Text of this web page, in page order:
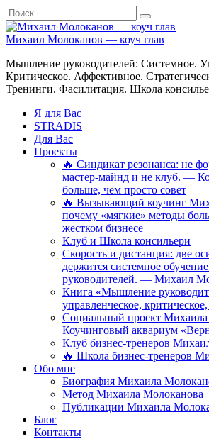
Перейти
к
содержанию
Search
for:
Михаил Молоканов — коуч глав
Мышление руководителей: Системное.
Критическое. Аффективное.
Тренинги. Фасилитация. Школа
Я для Вас
STRADIS
Для Вас
Проекты
🔥 Синдикат резонанса: не
мастер-майнд и не клуб. —
больше, чем просто совет
🔥 Вызывающий коучинг
почему «мягкие» методы
жестком бизнесе
Клуб и Школа консильери
Скорость и дистанция: две
держится системное
руководителей. — Михаил
Книга «Мышление
управленческое,
Социальный проект
Коучинговый аквариум
Клуб бизнес-тренеров
🔥 Школа бизнес-тренеров
Обо мне
Биография Михаила
Метод Михаила Молоканова
Публикации Михаила
Блог
Контакты